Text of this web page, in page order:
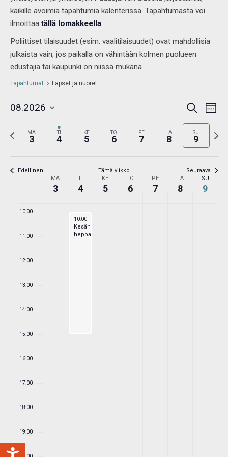
kaikille avoimia tapahtumia kalenterissa. Tapahtumasta voi
ilmoittaatällä lomakkeella.
Poliittiset tilaisuudet (esim. vaalitilaisuudet) ovat mahdollisia
julkaista vain, jos paikalla on vähintään kolmen puolueen
edustajia tai kaupunki on niissä mukana.
Tapahtumat Lapset ja nuoret
Tapahtumat
Etsi
Näkymät
navigointi
Etsi
Viikko
08.2026
päivä.
Edellinen
MA
3
TI
4
KE
5
TO
6
PE
7
LA
8
SU
9
Edellinen Tämä viikko Seuraava
MA
3
TI
4
KE
5
TO
6
PE
7
LA
8
SU
9
03:00
04:00
07:00
10:00
11:00
12:00
13:00
14:00
15:00
16:00
17:00
18:00
19:00
2026
on
this
day.
2026
August 4, 2026
10:00-
Kesän
heppasteluleirit
2026
on
this
day.
2026
on
day.
2026
on
day.
2026
on
day.
2026
on
day.